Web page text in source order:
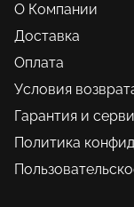
О Компании
Доставка
Оплата
Условия
Гарантия и
Политика